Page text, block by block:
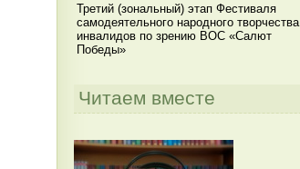
Третий (зональный) этап Фестиваля
самодеятельного народного творчества
инвалидов по зрению ВОС «Салют
Победы»
Читаем вместе